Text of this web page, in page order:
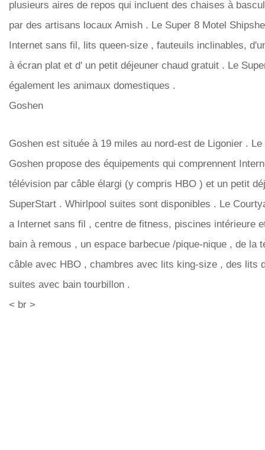
plusieurs aires de repos qui incluent des chaises à
par des artisans locaux Amish . Le Super 8 Motel
Internet sans fil, lits queen-size , fauteuils inclinables,
à écran plat et d' un petit déjeuner chaud gratuit . Le
également les animaux domestiques .
Goshen
Goshen est située à 19 miles au nord-est de Ligonier . Le
Goshen propose des équipements qui comprennent
télévision par câble élargi (y compris HBO ) et un petit
SuperStart . Whirlpool suites sont disponibles . Le
a Internet sans fil , centre de fitness, piscines intérieure
bain à remous , un espace barbecue /pique-nique , de la
câble avec HBO , chambres avec lits king-size , des lits
suites avec bain tourbillon .
< br >